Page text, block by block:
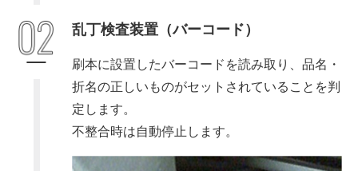
乱丁検査装置（バーコード）
刷本に設置したバーコードを読み取り、品名・
折名の正しいものがセットされていることを判
定します。
不整合時は自動停止します。